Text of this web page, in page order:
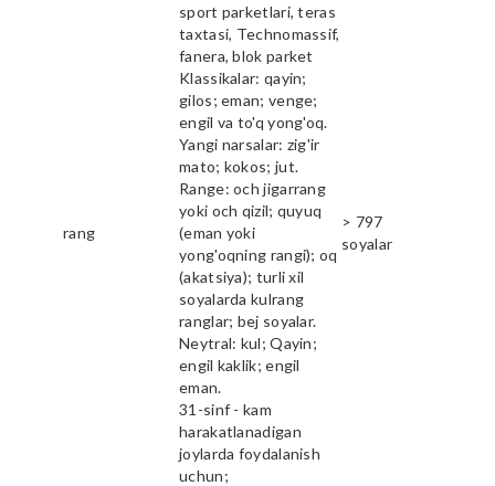
sport parketlari, teras
taxtasi, Technomassif,
fanera, blok parket
rang
Klassikalar: qayin;
gilos; eman; venge;
engil va to'q yong'oq.
Yangi narsalar: zig'ir
mato; kokos; jut.
Range: och jigarrang
yoki och qizil; quyuq
(eman yoki
yong'oqning rangi); oq
(akatsiya); turli xil
soyalarda kulrang
ranglar; bej soyalar.
Neytral: kul; Qayin;
engil kaklik; engil
eman.
> 797
soyalar
31-sinf - kam
harakatlanadigan
joylarda foydalanish
uchun;